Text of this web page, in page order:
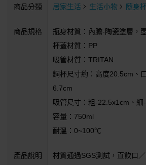
商品分類 居家生活 生活小物 隨身
商品規格
瓶身材質：內膽-陶瓷塗層，
杯蓋材質：PP
吸管材質：TRITAN
鋼杯尺寸約：高度20.5cm、
6.7cm
吸管尺寸：粗-22.5x1cm、細
容量：750ml
耐溫：0~100℃
產品說明
材質通過SGS測試，直飲口